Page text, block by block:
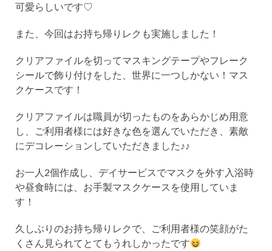
可愛らしいです♡
また、今回はお持ち帰りレクも実施しました！
クリアファイルを切ってマスキングテープやフレーク
シールで飾り付けをした、世界に一つしかない！マス
クケースです！
クリアファイルは職員が切ったものをあらかじめ用意
し、ご利用者様には好きな色を選んでいただき、素敵
にデコレーションしていただきました♪♪
お一人2個作成し、デイサービスでマスクを外す入浴時
や昼食時には、お手製マスクケースを使用していま
す！
久しぶりのお持ち帰りレクで、ご利用者様の笑顔がた
くさん見られてとてもうれしかったです